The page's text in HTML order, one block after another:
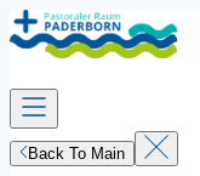
Zum
Inhalt
springen
Back To Main